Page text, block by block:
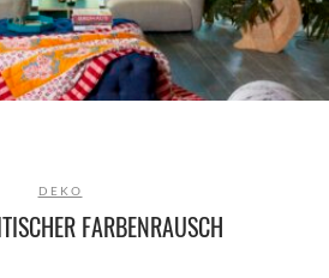
DEKO
FARBENRAUSCH